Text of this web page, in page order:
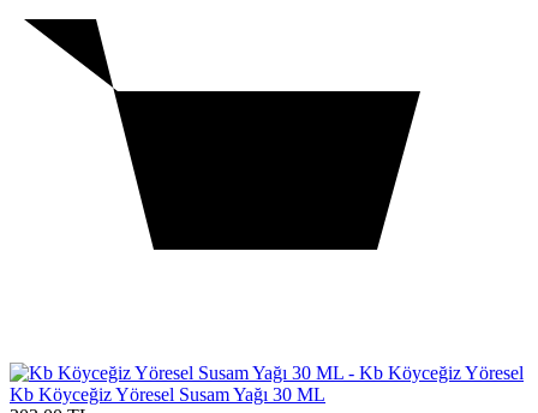
Kb Köyceğiz Yöresel Susam Yağı 30 ML